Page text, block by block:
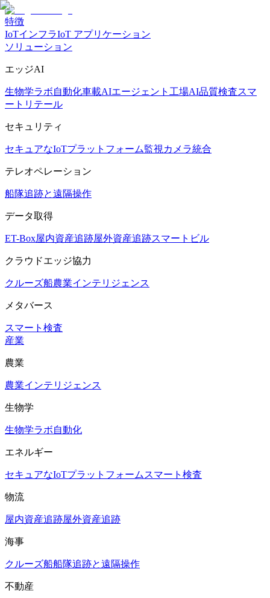
特徴
IoTインフラIoT アプリケーション
ソリューション
エッジAI
生物学ラボ自動化車載AIエージェント 工場AI品質検査スマ
ートリテール
セキュリティ
セキュアなIoTプラットフォーム監視カメラ統合
テレオペレーション
船隊追跡と遠隔操作
データ取得
ET-Box屋内資産追跡屋外資産追跡スマートビル
クラウドエッジ協力
クルーズ船農業インテリジェンス
メタバース
スマート検査
産業
農業
農業インテリジェンス
生物学
生物学ラボ自動化
エネルギー
セキュアなIoTプラットフォーム スマート検査
物流
屋内資産追跡屋外資産追跡
海事
クルーズ船船隊追跡と遠隔操作
不動産